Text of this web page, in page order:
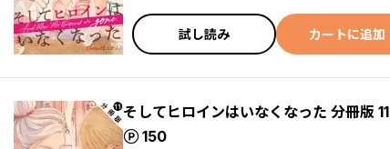
試し読み カートに追加
そしてヒロインはいなくなった 分冊版 11
150
ポイント